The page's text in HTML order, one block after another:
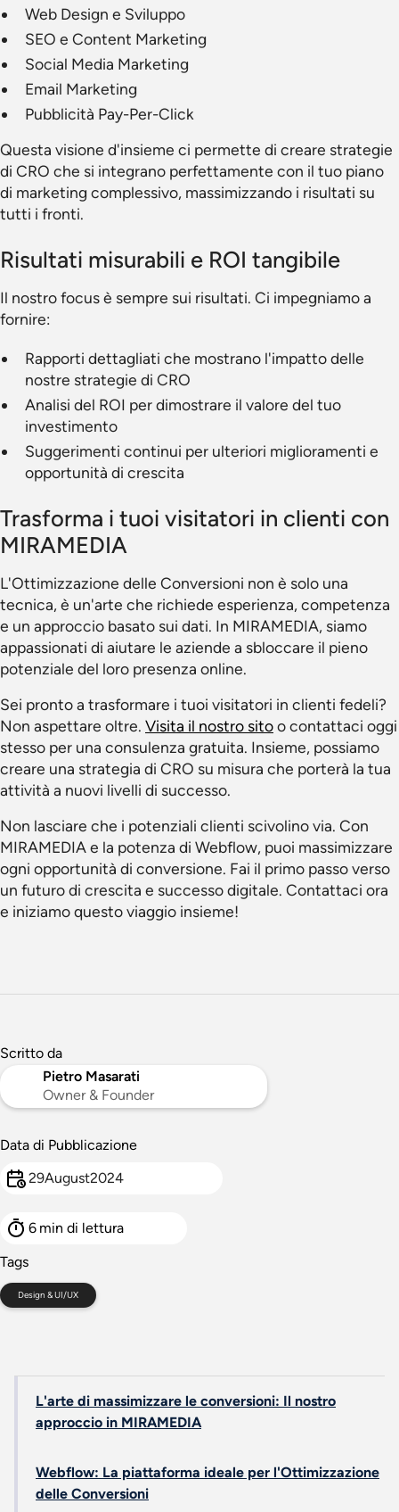
Web Design e Sviluppo
SEO e Content Marketing
Social Media Marketing
Email Marketing
Pubblicità Pay-Per-Click
Questa visione d'insieme ci permette di creare strategie
di CRO che si integrano perfettamente con il tuo piano
di marketing complessivo, massimizzando i risultati su
tutti i fronti.
Risultati misurabili e ROI tangibile
Il nostro focus è sempre sui risultati. Ci impegniamo a
fornire:
Rapporti dettagliati che mostrano l'impatto delle
nostre strategie di CRO
Analisi del ROI per dimostrare il valore del tuo
investimento
Suggerimenti continui per ulteriori miglioramenti e
opportunità di crescita
Trasforma i tuoi visitatori in clienti con
MIRAMEDIA
L'Ottimizzazione delle Conversioni non è solo una
tecnica, è un'arte che richiede esperienza, competenza
e un approccio basato sui dati. In MIRAMEDIA, siamo
appassionati di aiutare le aziende a sbloccare il pieno
potenziale del loro presenza online.
Sei pronto a trasformare i tuoi visitatori in clienti fedeli?
Non aspettare oltre. Visita il nostro sitoo contattaci oggi
stesso per una consulenza gratuita. Insieme, possiamo
creare una strategia di CRO su misura che porterà la tua
attività a nuovi livelli di successo.
Non lasciare che i potenziali clienti scivolino via. Con
MIRAMEDIA e la potenza di Webflow, puoi massimizzare
ogni opportunità di conversione. Fai il primo passo verso
un futuro di crescita e successo digitale. Contattaci ora
e iniziamo questo viaggio insieme!
Scritto da
Pietro Masarati
Owner & Founder
Data di Pubblicazione
29August2024
6 min di lettura
Tags
Design & UI/UX
L'arte di massimizzare le conversioni: Il nostro
approccio in MIRAMEDIA
Webflow: La piattaforma ideale per l'Ottimizzazione
delle Conversioni